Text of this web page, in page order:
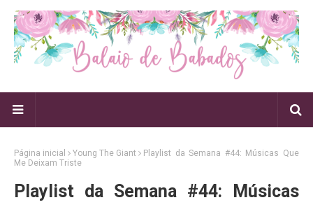
Página inicial Young The Giant
Playlist da Semana #44: Músicas Que
Me Deixam Triste
Playlist da Semana #44: Músicas